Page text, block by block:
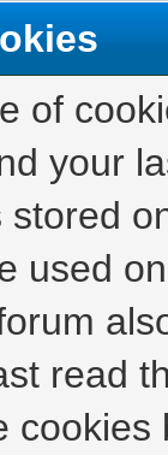
of
your
used
read
cookies